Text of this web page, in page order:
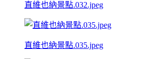
直維也納景點.032.jpeg
直維也納景點.035.jpeg